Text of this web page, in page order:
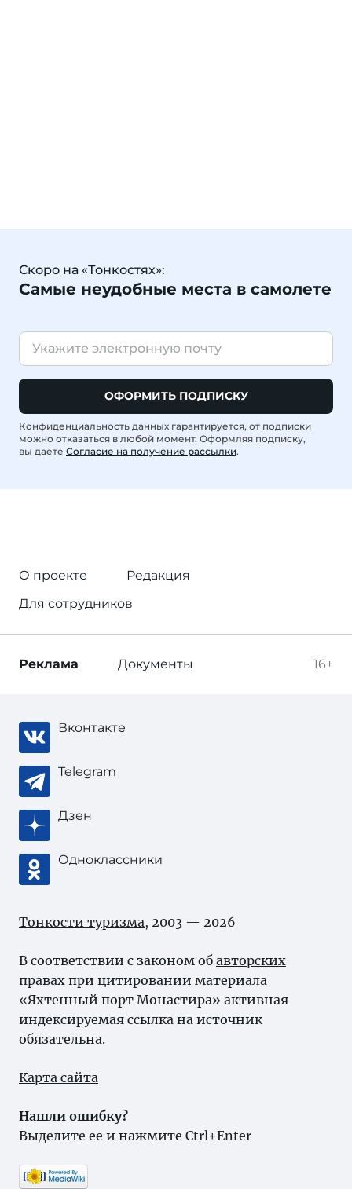
Скоро на «Тонкостях»:
Самые неудобные места в самолете
ОФОРМИТЬ ПОДПИСКУ
Конфиденциальность данных гарантируется, от подписки
можно отказаться в любой момент. Оформляя подписку,
вы даете Согласие на получение рассылки.
О проекте
Редакция
Для сотрудников
16+
Реклама Документы
Вконтакте
Telegram
Дзен
Одноклассники
Тонкости туризма, 2003 — 2026
В соответствии с законом об авторских
правах при цитировании материала
«Яхтенный порт Монастира» активная
индексируемая ссылка на источник
обязательна.
Карта сайта
Нашли ошибку?
Выделите ее и нажмите Ctrl+Enter